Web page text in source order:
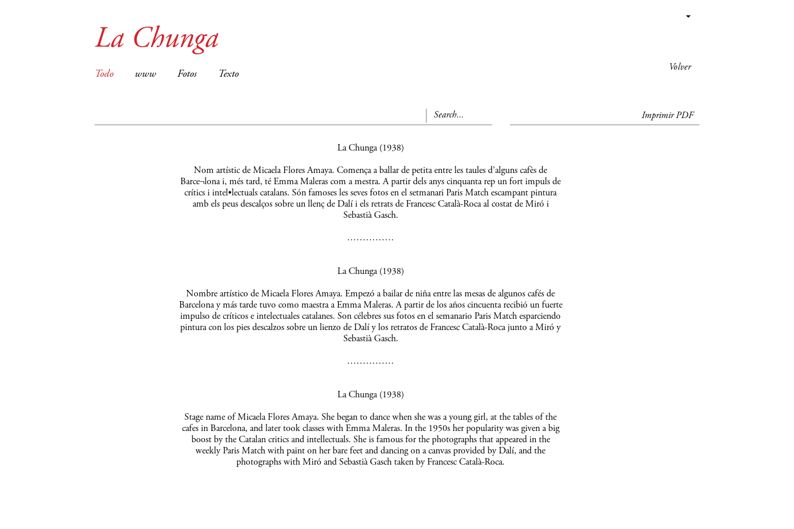
Volver
La Chunga
Todo www Fotos Texto
Imprimir PDF
La Chunga (1938)
Nom artístic de Micaela Flores Amaya. Comença a ballar de petita entre les taules d’alguns cafès de
Barce¬lona i, més tard, té Emma Maleras com a mestra. A partir dels anys cinquanta rep un fort impuls de
crítics i intel•lectuals catalans. Són famoses les seves fotos en el setmanari Paris Match escampant pintura
amb els peus descalços sobre un llenç de Dalí i els retrats de Francesc Català-Roca al costat de Miró i
Sebastià Gasch.
……………
La Chunga (1938)
Nombre artístico de Micaela Flores Amaya. Empezó a bailar de niña entre las mesas de algunos cafés de
Barcelona y más tarde tuvo como maestra a Emma Maleras. A partir de los años cincuenta recibió un fuerte
impulso de críticos e intelectuales catalanes. Son célebres sus fotos en el semanario Paris Match esparciendo
pintura con los pies descalzos sobre un lienzo de Dalí y los retratos de Francesc Català-Roca junto a Miró y
Sebastià Gasch.
……………
La Chunga (1938)
Stage name of Micaela Flores Amaya. She began to dance when she was a young girl, at the tables of the
cafes in Barcelona, and later took classes with Emma Maleras. In the 1950s her popularity was given a big
boost by the Catalan critics and intellectuals. She is famous for the photographs that appeared in the
weekly Paris Match with paint on her bare feet and dancing on a canvas provided by Dalí, and the
photographs with Miró and Sebastià Gasch taken by Francesc Català-Roca.